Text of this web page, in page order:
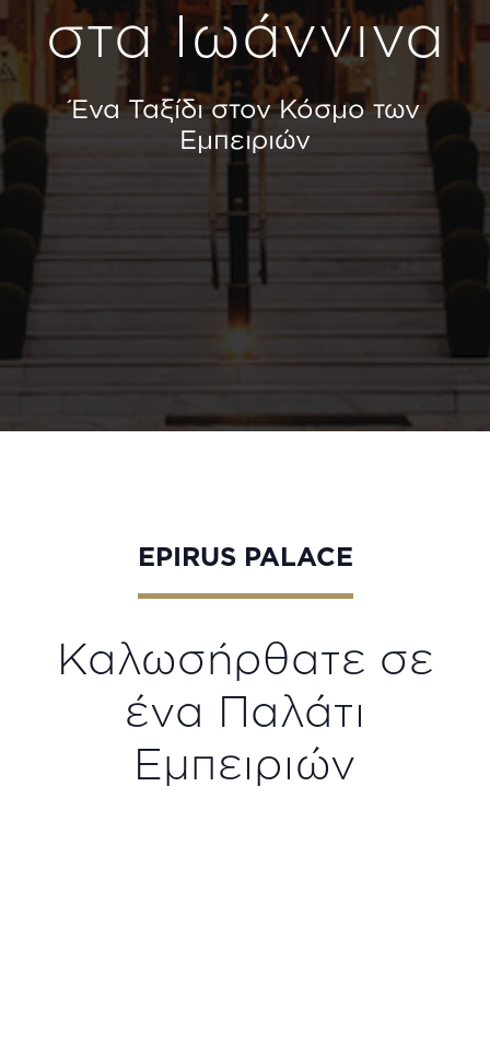
στα Ιωάννινα
Ένα Ταξίδι στον Κόσμο των
Εμπειριών
EPIRUS PALACE
Καλωσήρθατε σε
ένα Παλάτι
Εμπειριών